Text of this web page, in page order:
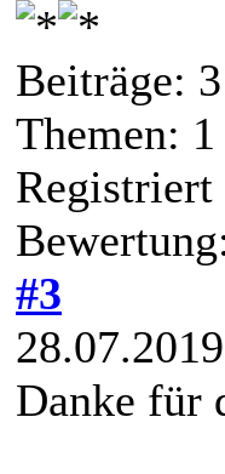
Beiträge: 3
Themen: 1
Registriert
#3
Danke für